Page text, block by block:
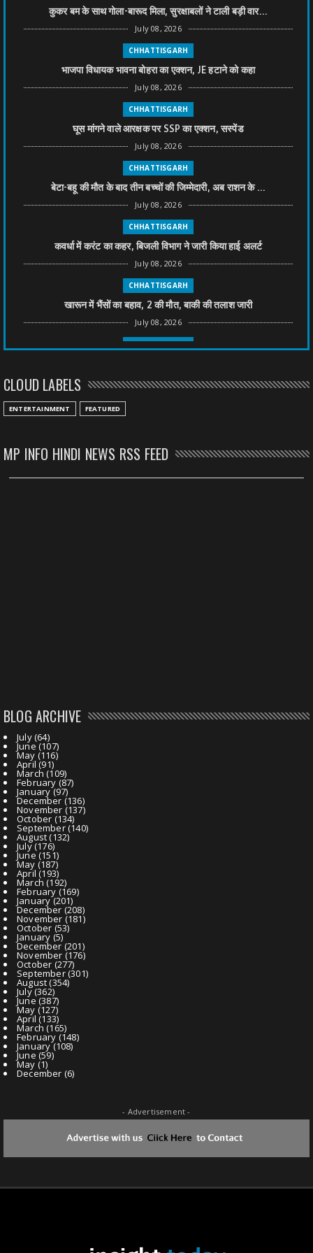
कुकर बम के साथ गोला-बारूद मिला, सुरक्षाबलों ने टाली बड़ी वार...
July 08, 2026
CHHATTISGARH
भाजपा विधायक भावना बोहरा का एक्शन, JE हटाने को कहा
July 08, 2026
CHHATTISGARH
घूस मांगने वाले आरक्षक पर SSP का एक्शन, सस्पेंड
July 08, 2026
CHHATTISGARH
बेटा-बहू की मौत के बाद तीन बच्चों की जिम्मेदारी, अब राशन के ...
July 08, 2026
CHHATTISGARH
कवर्धा में करंट का कहर, बिजली विभाग ने जारी किया हाई अलर्ट
July 08, 2026
CHHATTISGARH
खारून में भैंसों का बहाव, 2 की मौत, बाकी की तलाश जारी
July 08, 2026
CHHATTISGARH
July 08, 2026
CHHATTISGARH
महादेव ऐप केस में बड़ा एक्शन, सौरभ चंद्राकर हिरासत में
CLOUD LABELS
ENTERTAINMENT FEATURED
MP INFO HINDI NEWS RSS FEED
BLOG ARCHIVE
July(64)
June(107)
May (116)
April (91)
March (109)
February (87)
January(97)
December (136)
November (137)
October (134)
September(140)
August(132)
July(176)
June(151)
May (187)
April (193)
March (192)
February (169)
January(201)
December (208)
November (181)
October (53)
January (5)
December(201)
November (176)
October (277)
September(301)
August(354)
July(362)
June(387)
May (127)
April (133)
March (165)
February (148)
January(108)
June (59)
May (1)
December (6)
- Advertisement -